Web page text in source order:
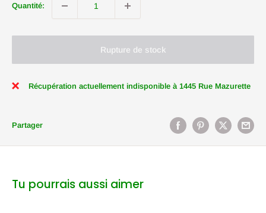
Quantité:
Rupture de stock
Récupération actuellement indisponible à 1445 Rue Mazurette
Partager
Tu pourrais aussi aimer